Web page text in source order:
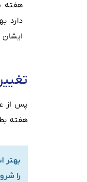
هفته
دارد
هفته